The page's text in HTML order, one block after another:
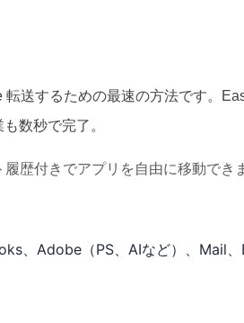
送するための最速の方法です。
数秒で完了。
歴付きでアプリを自由に移動でき
、Adobe（PS、AIなど）、Mail